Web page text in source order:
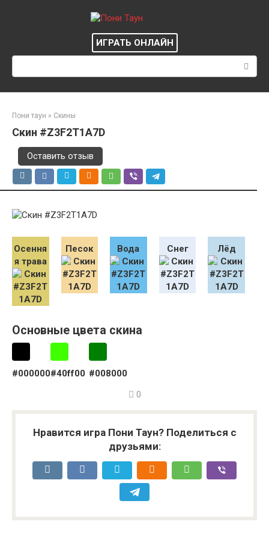
ИГРАТЬ ОНЛАЙН
Пони таун » Скины
Скин #Z3F2T1A7D
Оставить отзыв
Осення
я трава
Песок Вода Снег Лёд
Основные цвета скина
#000000#40ff00 #008000
0
Нравится игра Пони Таун? Поделиться с
друзьями: